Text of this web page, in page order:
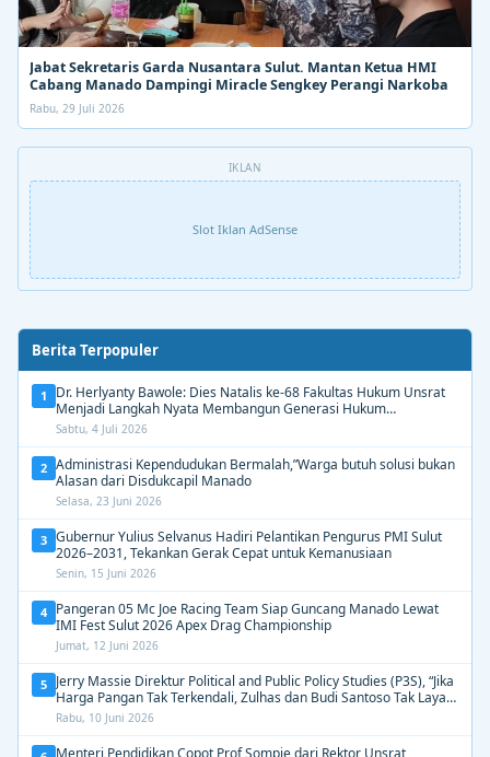
Jabat Sekretaris Garda Nusantara Sulut. Mantan Ketua HMI
Cabang Manado Dampingi Miracle Sengkey Perangi Narkoba
Rabu, 29 Juli 2026
IKLAN
Slot Iklan AdSense
Berita Terpopuler
1
Dr. Herlyanty Bawole: Dies Natalis ke-68 Fakultas Hukum Unsrat
Menjadi Langkah Nyata Membangun Generasi Hukum
Berdampak
Sabtu, 4 Juli 2026
2 Administrasi Kependudukan Bermalah,”Warga butuh solusi bukan
Alasan dari Disdukcapil Manado
Selasa, 23 Juni 2026
3 Gubernur Yulius Selvanus Hadiri Pelantikan Pengurus PMI Sulut
2026–2031, Tekankan Gerak Cepat untuk Kemanusiaan
Senin, 15 Juni 2026
4 Pangeran 05 Mc Joe Racing Team Siap Guncang Manado Lewat
IMI Fest Sulut 2026 Apex Drag Championship
Jumat, 12 Juni 2026
5 Jerry Massie Direktur Political and Public Policy Studies (P3S), “Jika
Harga Pangan Tak Terkendali, Zulhas dan Budi Santoso Tak Layak
Dipertahankan”
Rabu, 10 Juni 2026
Menteri Pendidikan Copot Prof Sompie dari Rektor Unsrat